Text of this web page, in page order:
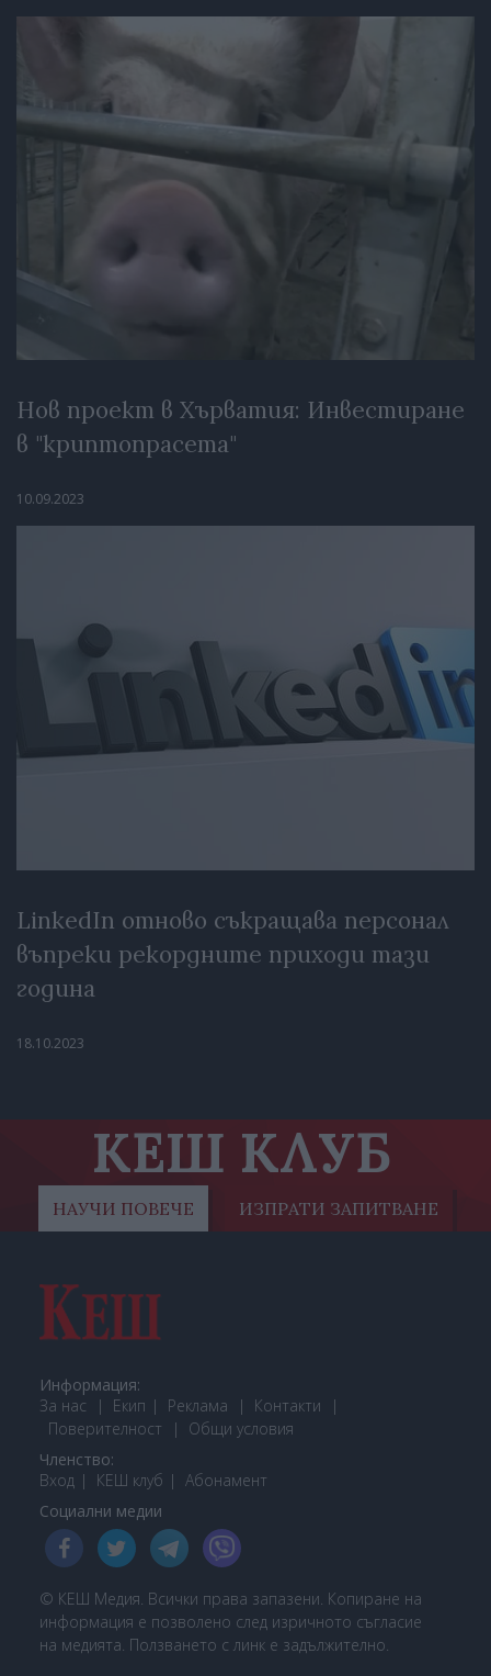
Нов проект в Хърватия: Инвестиране
в "криптопрасета"
10.09.2023
LinkedIn отново съкращава персонал
въпреки рекордните приходи тази
година
18.10.2023
КЕШ КЛУБ
НАУЧИ ПОВЕЧЕ ИЗПРАТИ ЗАПИТВАНЕ
Информация:
За нас
Екип Реклама
Контакти
Поверителност
Общи условия
Членство:
Вход
КЕШ клуб Абонамент
Социални медии
© КЕШ Медия. Всички права запазени. Копиране на
информация е позволено след изричното съгласие
на медията. Ползването с линк е задължително.